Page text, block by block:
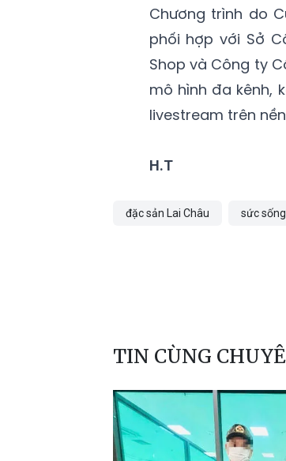
Chương trình do
phối hợp với Sở
Shop và Công ty
mô hình đa kênh,
livestream trên
H.T
đặc sản Lai Châu sức
TIN CÙNG